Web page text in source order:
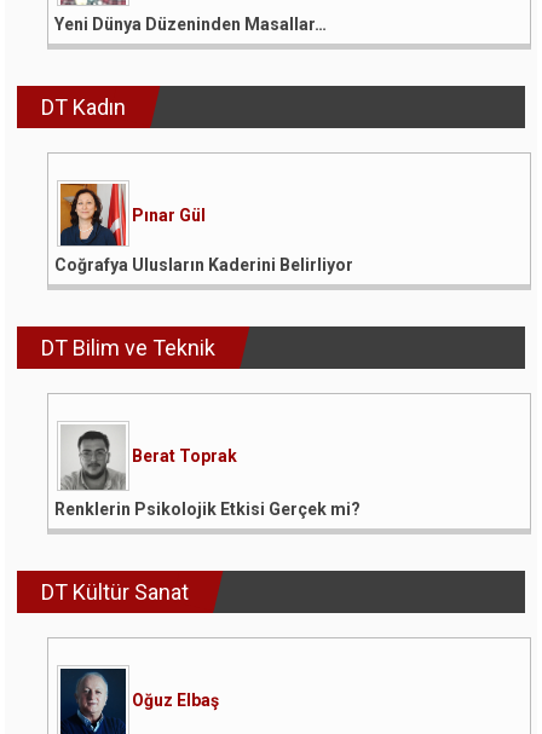
Yeni Dünya Düzeninden Masallar…
DT Kadın
Pınar Gül
Coğrafya Ulusların Kaderini Belirliyor
DT Bilim ve Teknik
Berat Toprak
Renklerin Psikolojik Etkisi Gerçek mi?
DT Kültür Sanat
Oğuz Elbaş